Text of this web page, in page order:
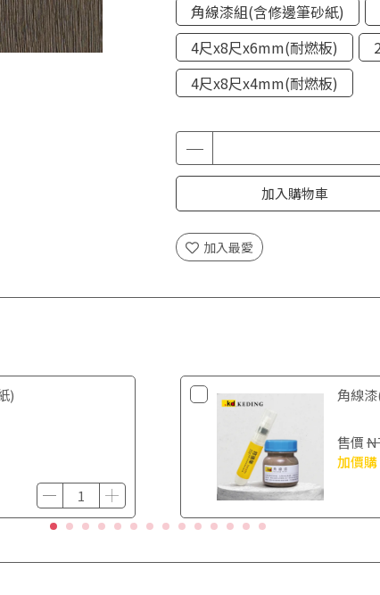
角線漆組(含修邊筆砂紙)
4尺x8尺x6mm(耐燃板)
4尺x8尺x4mm(耐燃板)
加入購物車
加入最愛
) 角線
售價
加價購